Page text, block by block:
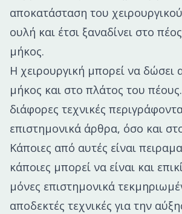
αποκατάσταση του
ουλή και έτσι ξαναδίνει στο
μήκος.
Η χειρουργική μπορεί να δώσει
μήκος και στο πλάτος του
διάφορες τεχνικές
επιστημονικά άρθρα, όσο και
Κάποιες από αυτές είναι
κάποιες μπορεί να είναι και
μόνες επιστημονικά
αποδεκτές τεχνικές για την